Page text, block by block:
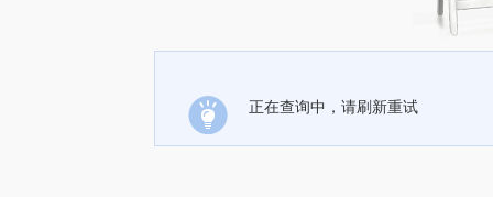
正在查询中，请刷新重试